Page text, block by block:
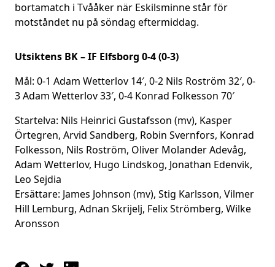
bortamatch i Tvååker när Eskilsminne står för
motståndet nu på söndag eftermiddag.
Utsiktens BK – IF Elfsborg 0-4 (0-3)
Mål: 0-1 Adam Wetterlov 14′, 0-2 Nils Roström 32′, 0-
3 Adam Wetterlov 33′, 0-4 Konrad Folkesson 70′
Startelva: Nils Heinrici Gustafsson (mv), Kasper
Örtegren, Arvid Sandberg, Robin Svernfors, Konrad
Folkesson, Nils Roström, Oliver Molander Adevåg,
Adam Wetterlov, Hugo Lindskog, Jonathan Edenvik,
Leo Sejdia
Ersättare: James Johnson (mv), Stig Karlsson, Vilmer
Hill Lemburg, Adnan Skrijelj, Felix Strömberg, Wilke
Aronsson